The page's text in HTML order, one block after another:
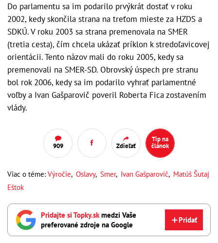
Do parlamentu sa im podarilo prvýkrát dostať v roku
2002, kedy skončila strana na treťom mieste za HZDS a
SDKÚ. V roku 2003 sa strana premenovala na SMER
(tretia cesta), čím chcela ukázať príklon k stredoľavicovej
orientácii. Tento názov mali do roku 2005, kedy sa
premenovali na SMER-SD. Obrovský úspech pre stranu
bol rok 2006, kedy sa im podarilo vyhrať parlamentné
voľby a Ivan Gašparovič poveril Roberta Fica zostavením
vlády.
909 Zdieľať
Tip na
článok
Viac o téme: Výročie, Oslavy, Smer, Ivan Gašparovič, Matúš Šutaj
Eštok
Pridajte si Topky.sk medzi Vaše
preferované zdroje na Google
Pridať